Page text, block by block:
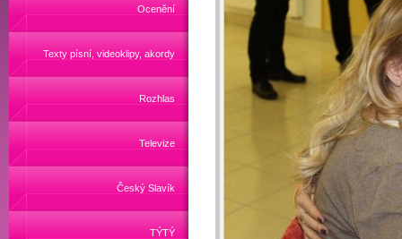
Ocenění
Texty písní, videoklipy, akordy
Rozhlas
Televize
Český Slavík
TÝTÝ